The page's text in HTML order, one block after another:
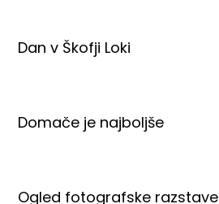
Dan v Škofji Loki
Domače je najboljše
Ogled fotografske razstave